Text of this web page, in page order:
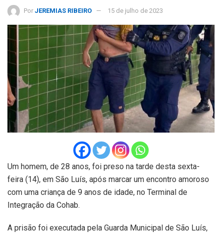
Por JEREMIAS RIBEIRO 15 de julho de 2023
Um homem, de 28 anos, foi preso na tarde desta sexta-
feira (14), em São Luís, após marcar um encontro amoroso
com uma criança de 9 anos de idade, no Terminal de
Integração da Cohab.
A prisão foi executada pela Guarda Municipal de São Luís,